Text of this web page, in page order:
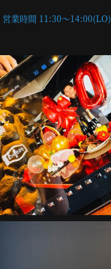
営業時間 11:30〜14:00(LO)